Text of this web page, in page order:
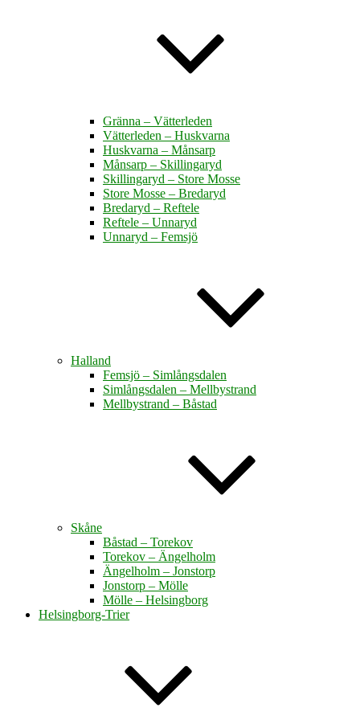
Gränna – Vätterleden
Vätterleden – Huskvarna
Huskvarna – Månsarp
Månsarp – Skillingaryd
Skillingaryd – Store Mosse
Store Mosse – Bredaryd
Bredaryd – Reftele
Reftele – Unnaryd
Unnaryd – Femsjö
Halland
Femsjö – Simlångsdalen
Simlångsdalen – Mellbystrand
Mellbystrand – Båstad
Skåne
Båstad – Torekov
Torekov – Ängelholm
Ängelholm – Jonstorp
Jonstorp – Mölle
Mölle – Helsingborg
Helsingborg-Trier